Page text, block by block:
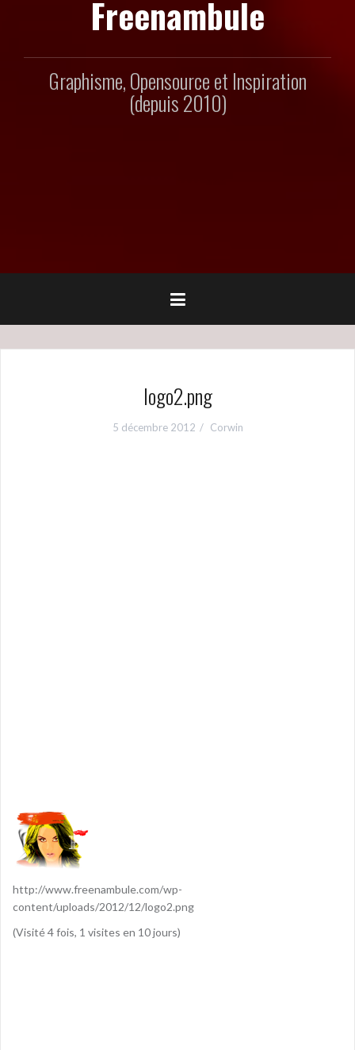
Freenambule
Graphisme, Opensource et Inspiration
(depuis 2010)
logo2.png
5 décembre 2012 Corwin
http://www.freenambule.com/wp-
content/uploads/2012/12/logo2.png
(Visité 4 fois, 1 visites en 10 jours)